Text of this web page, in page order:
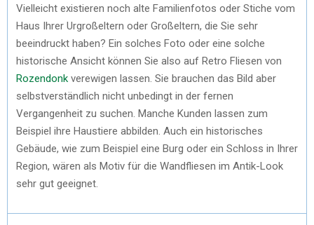
Vielleicht existieren noch alte Familienfotos oder Stiche vom
Haus Ihrer Urgroßeltern oder Großeltern, die Sie sehr
beeindruckt haben? Ein solches Foto oder eine solche
historische Ansicht können Sie also auf Retro Fliesen von
Rozendonk verewigen lassen. Sie brauchen das Bild aber
selbstverständlich nicht unbedingt in der fernen
Vergangenheit zu suchen. Manche Kunden lassen zum
Beispiel ihre Haustiere abbilden. Auch ein historisches
Gebäude, wie zum Beispiel eine Burg oder ein Schloss in Ihrer
Region, wären als Motiv für die Wandfliesen im Antik-Look
sehr gut geeignet.